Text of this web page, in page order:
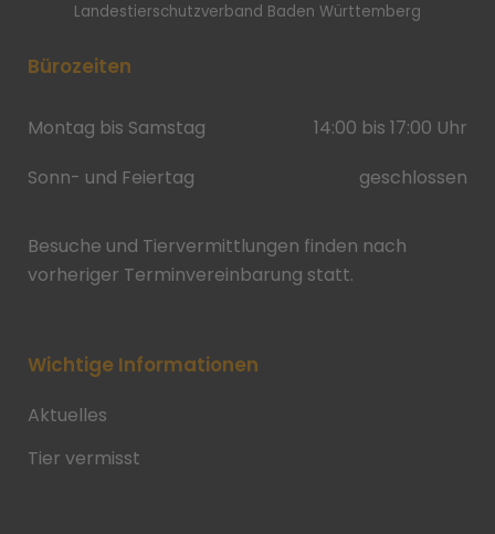
Landestierschutzverband Baden Württemberg
Bürozeiten
Montag bis Samstag
14:00 bis 17:00 Uhr
Sonn- und Feiertag
geschlossen
Besuche und Tiervermittlungen finden nach
vorheriger Terminvereinbarung statt.
Wichtige Informationen
Aktuelles
Tier vermisst